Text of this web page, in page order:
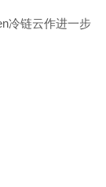
冷链云作进一步